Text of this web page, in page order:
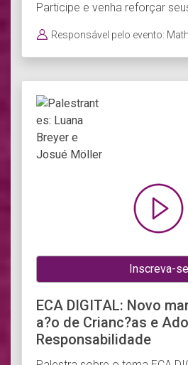
Participe e venha reforçar
Responsável pelo evento:
Inscreva-se
ECA DIGITAL: Novo
a?o de Crianc?as e
Responsabilidade